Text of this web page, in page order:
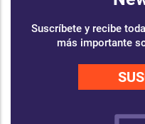
Suscríbete y recibe
más importante